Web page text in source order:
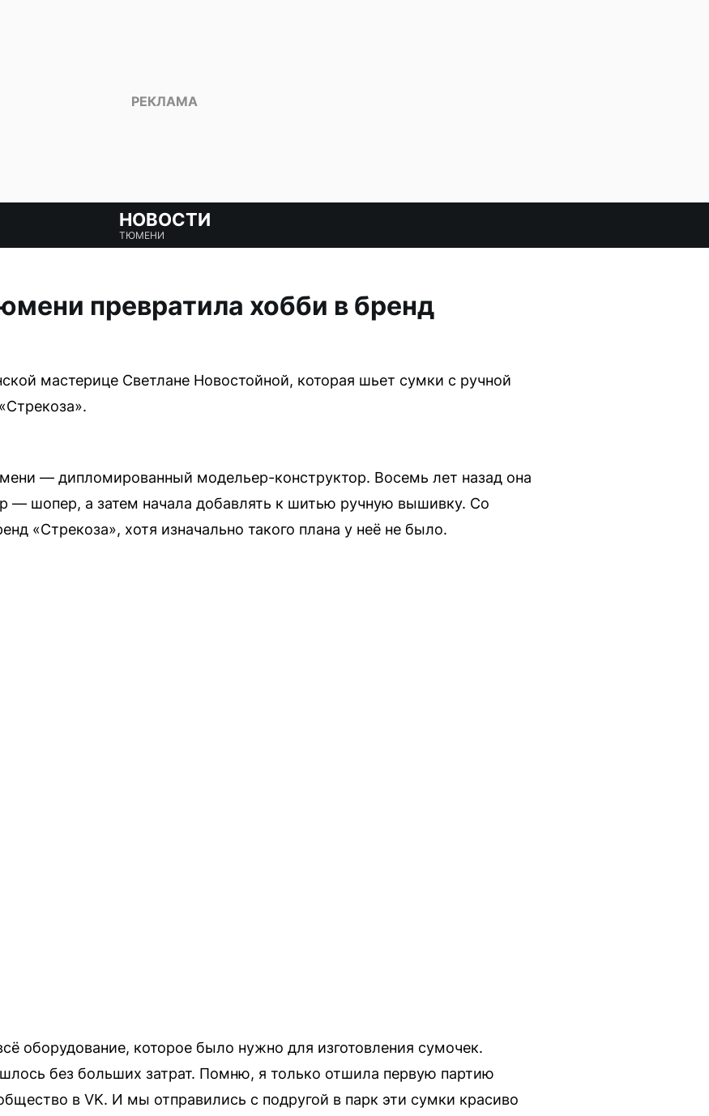
НОВОСТИ
ТЮМЕНИ
превратила хобби в бренд
мастерице Светлане Новостойной, которая шьет сумки с ручной
— дипломированный модельер-конструктор. Восемь лет назад она
— шопер, а затем начала добавлять к шитью ручную вышивку. Со
«Стрекоза», хотя изначально такого плана у неё не было.
оборудование, которое было нужно для изготовления сумочек.
без больших затрат. Помню, я только отшила первую партию
в VK. И мы отправились с подругой в парк эти сумки красиво